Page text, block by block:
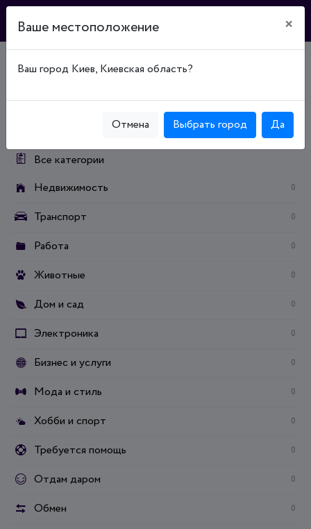
Главная Доска объявлений
Все категории
Недвижимость
0
Транспорт 0
Работа 0
Животные 0
Дом и сад 0
Электроника 0
Бизнес и услуги 0
Мода и стиль 0
Хобби и спорт 0
Требуется помощь 0
Отдам даром 0
Обмен 0
Ваше местоположение ×
Ваш город Киев, Киевская область?
Отмена Выбрать город Да